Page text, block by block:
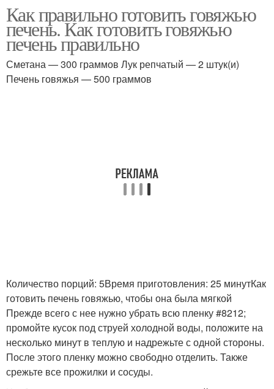
Свиная печень Печень с овощами
Гуляш из печени
Классическая печень Печень в сметане
Как правильно готовить говяжью
печень. Как готовить говяжью
печень правильно
Сметана — 300 граммов Лук репчатый — 2 штук(и)
Печень говяжья — 500 граммов
Количество порций: 5Время приготовления: 25 минутКак
готовить печень говяжью, чтобы она была мягкой
Прежде всего с нее нужно убрать всю пленку #8212;
промойте кусок под струей холодной воды, положите на
несколько минут в теплую и надрежьте с одной стороны.
После этого пленку можно свободно отделить. Также
срежьте все прожилки и сосуды.